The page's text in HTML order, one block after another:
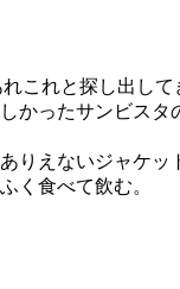
これと探し出し
ったサンビス
りえないジャケッ
く食べて飲む。